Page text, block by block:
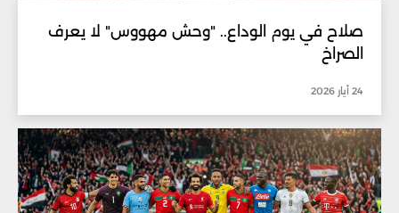
صلاح في يوم الوداع.. "وحش مهووس" لا يعرف
الصراخ
24 أيار 2026